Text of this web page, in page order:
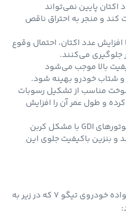
پایین نمی‌تواند
منجر به احتراق ناقص
عدد اکتان، احتمال وقوع
می‌کنند.
موجب می‌شود
خودرو بهینه شود.
از تشکیل رسوبات
عمر آن را افزایش
موتورهای GDI با مشکل کربن
باکیفیت جلوی این
مصرف این مکمل بنزین برای انواع خانواده خودروی تیگو 7 که در زیر به